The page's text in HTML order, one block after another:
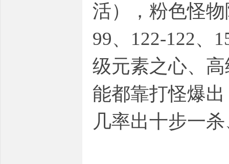
活），粉色怪
99、122-122、
级元素之心、
能都靠打怪爆
几率出十步一